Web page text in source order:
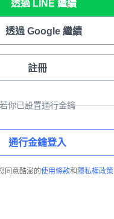
透過 LINE 繼續
透過 Google 繼續
註冊
若你已設置通行金鑰
通行金鑰登入
同意酷澎的使用條款和 隱私權政策